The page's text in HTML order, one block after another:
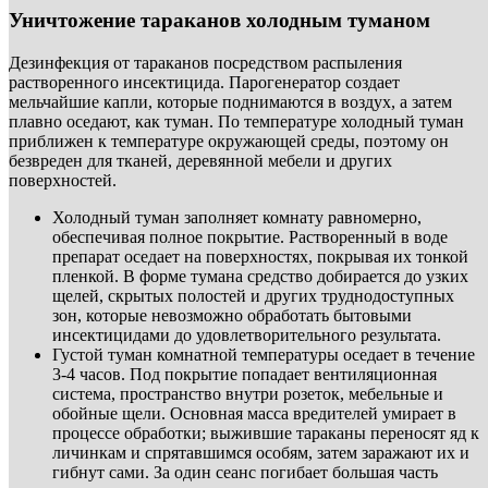
Уничтожение тараканов холодным туманом
Дезинфекция от тараканов посредством распыления
растворенного инсектицида. Парогенератор создает
мельчайшие капли, которые поднимаются в воздух, а затем
плавно оседают, как туман. По температуре холодный туман
приближен к температуре окружающей среды, поэтому он
безвреден для тканей, деревянной мебели и других
поверхностей.
Холодный туман заполняет комнату равномерно,
обеспечивая полное покрытие. Растворенный в воде
препарат оседает на поверхностях, покрывая их тонкой
пленкой. В форме тумана средство добирается до узких
щелей, скрытых полостей и других труднодоступных
зон, которые невозможно обработать бытовыми
инсектицидами до удовлетворительного результата.
Густой туман комнатной температуры оседает в течение
3-4 часов. Под покрытие попадает вентиляционная
система, пространство внутри розеток, мебельные и
обойные щели. Основная масса вредителей умирает в
процессе обработки; выжившие тараканы переносят яд к
личинкам и спрятавшимся особям, затем заражают их и
гибнут сами. За один сеанс погибает большая часть